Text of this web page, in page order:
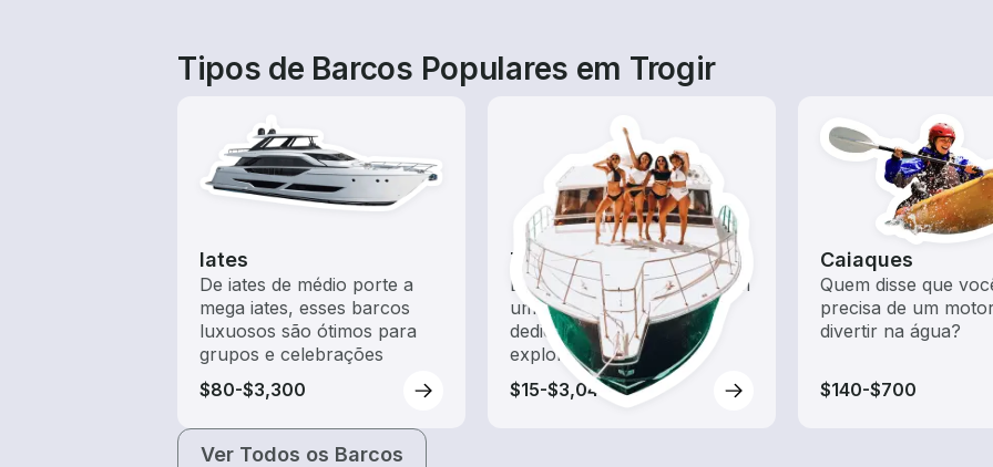
Tipos de Barcos Populares em Trogir
Iates
De iates de médio porte a
mega iates, esses barcos
luxuosos são ótimos para
grupos e celebrações
$80-$3,300
Tours
Explore as águas locais com
um aluguel de barco
dedicado a passeios e
exploração
$15-$3,040
Caiaques
Quem disse que
precisa de um
divertir na água?
$140-$700
Ver Todos os Barcos